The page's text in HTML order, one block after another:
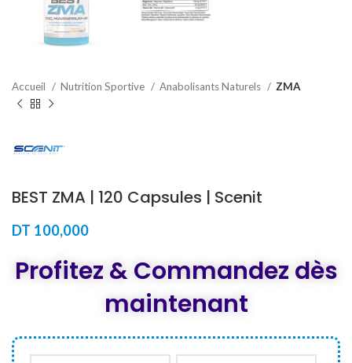
Accueil Nutrition Sportive Anabolisants Naturels ZMA
BEST ZMA | 120 Capsules | Scenit
DT 100,000
Profitez & Commandez dès
maintenant